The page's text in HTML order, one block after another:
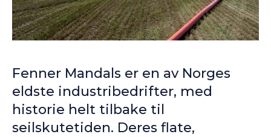
Fenner Mandals er en av Norges
eldste industribedrifter, med
historie helt tilbake til
seilskutetiden. Deres flate,